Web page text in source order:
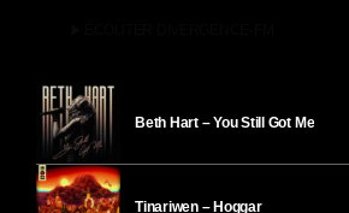
Beth Hart – You Still Got Me
Tinariwen – Hoggar